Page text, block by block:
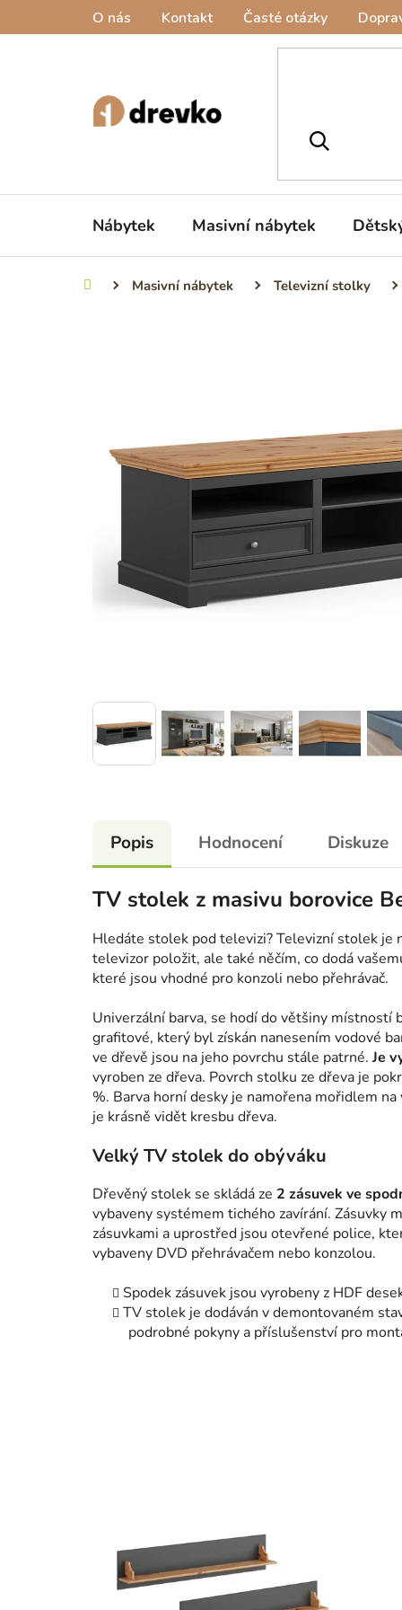
O nás Kontakt Časté otázky
Nábytek Masivní nábytek
Domů Masivní nábytek Televizní stolky
Popis Hodnocení Diskuze
TV stolek z masivu borovice
Hledáte stolek pod televizi? Televizní stolek je
televizor položit, ale také něčím, co dodá
které jsou vhodné pro konzoli nebo přehrávač.
Univerzální barva, se hodí do většiny
grafitové, který byl získán nanesením vodové
ve dřevě jsou na jeho povrchu stále patrné. Je
vyroben ze dřeva. Povrch stolku ze dřeva je
%. Barva horní desky je namořena mořidlem
je krásně vidět kresbu dřeva.
Velký TV stolek do obýváku
Dřevěný stolek se skládá ze 2 zásuvek ve
vybaveny systémem tichého zavírání. Zásuvky
zásuvkami a uprostřed jsou otevřené police,
vybaveny DVD přehrávačem nebo konzolou.
Spodek zásuvek jsou vyrobeny z HDF
TV stolek je dodáván v demontovaném
podrobné pokyny a příslušenství pro